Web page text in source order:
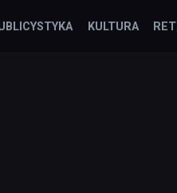
KULTURA